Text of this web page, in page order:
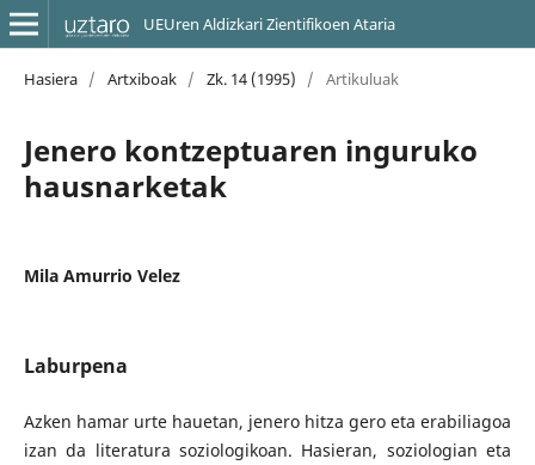
UEUren Aldizkari Zientifikoen Ataria
Hasiera / Artxiboak / Zk. 14 (1995) / Artikuluak
Jenero kontzeptuaren inguruko
hausnarketak
Mila Amurrio Velez
Laburpena
Azken hamar urte hauetan, jenero hitza gero eta erabiliagoa
izan da literatura soziologikoan. Hasieran, soziologian eta